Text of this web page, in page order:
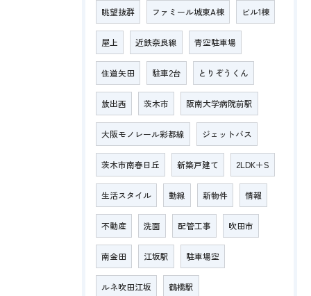
眺望抜群 ファミール城東A棟 ビル1棟
屋上 近鉄奈良線 青空駐車場
住道矢田 駐車2台 とりぞうくん
放出西 茨木市 阪南大学病院前駅
大阪モノレール彩都線 ジェットバス
茨木市南春日丘 新築戸建て 2LDK＋S
生活スタイル 動線 新物件 情報
不動産 洗面 配管工事 吹田市
南金田 江坂駅 駐車場空
ルネ吹田江坂 鶴橋駅